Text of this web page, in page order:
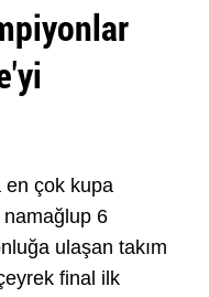
en çok kupa
namağlup 6
ulaşan takım
final ilk